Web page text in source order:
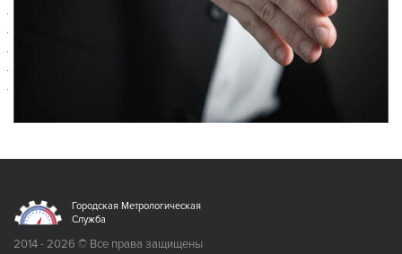
Городская Метрологическая
Служба
2014 - 2026 © Все права защищены